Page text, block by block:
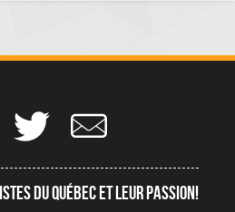
du québec et leur passion!